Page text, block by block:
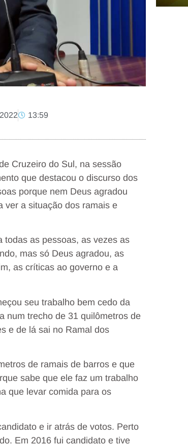
13:59
Cruzeiro do Sul, na sessão
que destacou o discurso dos
porque nem Deus agradou
ver a situação dos ramais e
todas as pessoas, as vezes as
mas só Deus agradou, as
as críticas ao governo e a
seu trabalho bem cedo da
num trecho de 31 quilômetros de
e de lá sai no Ramal dos
de ramais de barros e que
sabe que ele faz um trabalho
que levar comida para os
e ir atrás de votos. Perto
Em 2016 fui candidato e tive